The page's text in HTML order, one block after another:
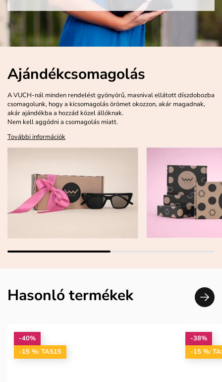
Ajándékcsomagolás
A VUCH-nál minden rendelést gyönyörű, masnival ellátott díszdobozba
csomagolunk, hogy a kicsomagolás örömet okozzon, akár magadnak,
akár ajándékba a hozzád közel állóknak.
Nem kell aggódni a csomagolás miatt.
További információk
Hasonló termékek
-40%
-15 %: TAS15
-38%
-15 %: